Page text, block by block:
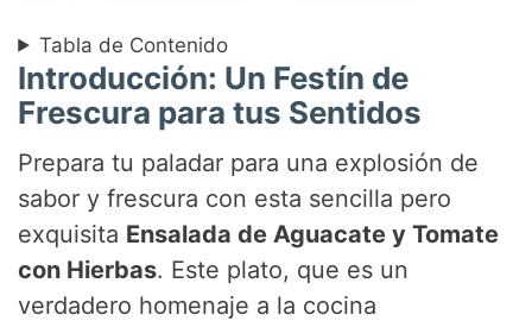
Tabla de Contenido
Introducción: Un Festín de
Frescura para tus Sentidos
Prepara tu paladar para una explosión de
sabor y frescura con esta sencilla pero
exquisita Ensalada de Aguacate y Tomate
con Hierbas. Este plato, que es un
verdadero homenaje a la cocina